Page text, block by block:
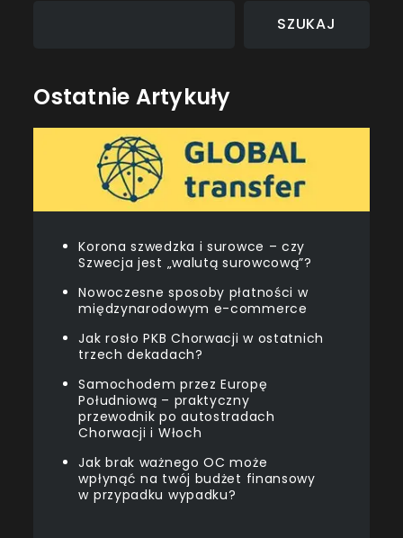
SZUKAJ
Ostatnie Artykuły
Korona szwedzka i surowce – czy
Szwecja jest „walutą surowcową”?
Nowoczesne sposoby płatności w
międzynarodowym e-commerce
Jak rosło PKB Chorwacji w ostatnich
trzech dekadach?
Samochodem przez Europę
Południową – praktyczny
przewodnik po autostradach
Chorwacji i Włoch
Jak brak ważnego OC może
wpłynąć na twój budżet finansowy
w przypadku wypadku?